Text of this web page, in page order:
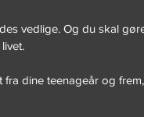
vedlige. Og du skal
dine teenageår og